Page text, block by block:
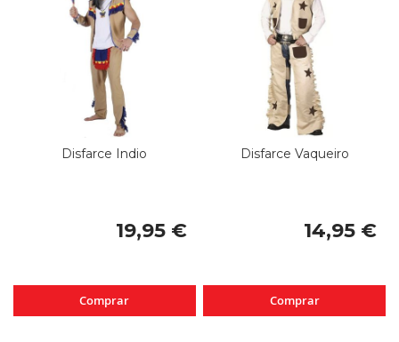
Disfarce Indio
19,95 €
Comprar
Disfarce Vaqueiro
14,95 €
Comprar